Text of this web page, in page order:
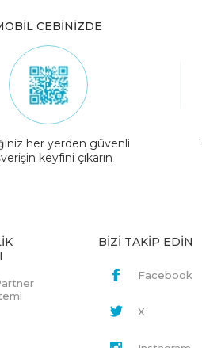
CEBİNİZDE
her yerden güvenli
keyfini çıkarın
BİZİ TAKİP EDİN
Facebook
X